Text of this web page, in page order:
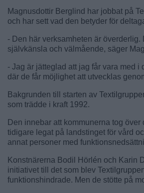
Magnusdottir Berglind har jobbat på
och har sett vad den betyder för
- Den här verksamheten är överderlig.
självkänsla och välmående, säger
- Jag är jätteglad att jag får vara med i
där de får möjlighet att utvecklas
Bakgrunden till starten av
som trädde i kraft 1992.
Den innebar att kommunerna tog över
tidigare legat på landstinget för vård
annat personer med
Konstnärerna Bodil Hörlén och Karin
initiativet till det som blev
funktionshindrade. Men de stötte på